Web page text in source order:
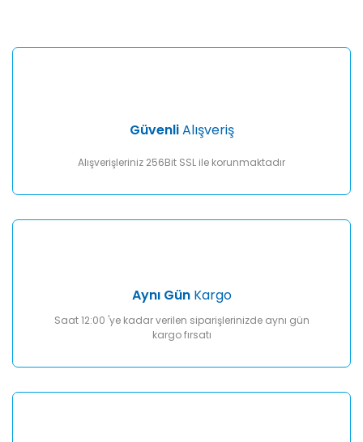
Yorum Yaz
Ürün fiyatı diğer sitelerden daha pahalı.
GüvenliAlışveriş
Alışverişleriniz 256Bit SSL ile korunmaktadır
Aynı GünKargo
Saat 12:00 'ye kadar verilen siparişlerinizde aynı gün
kargo fırsatı